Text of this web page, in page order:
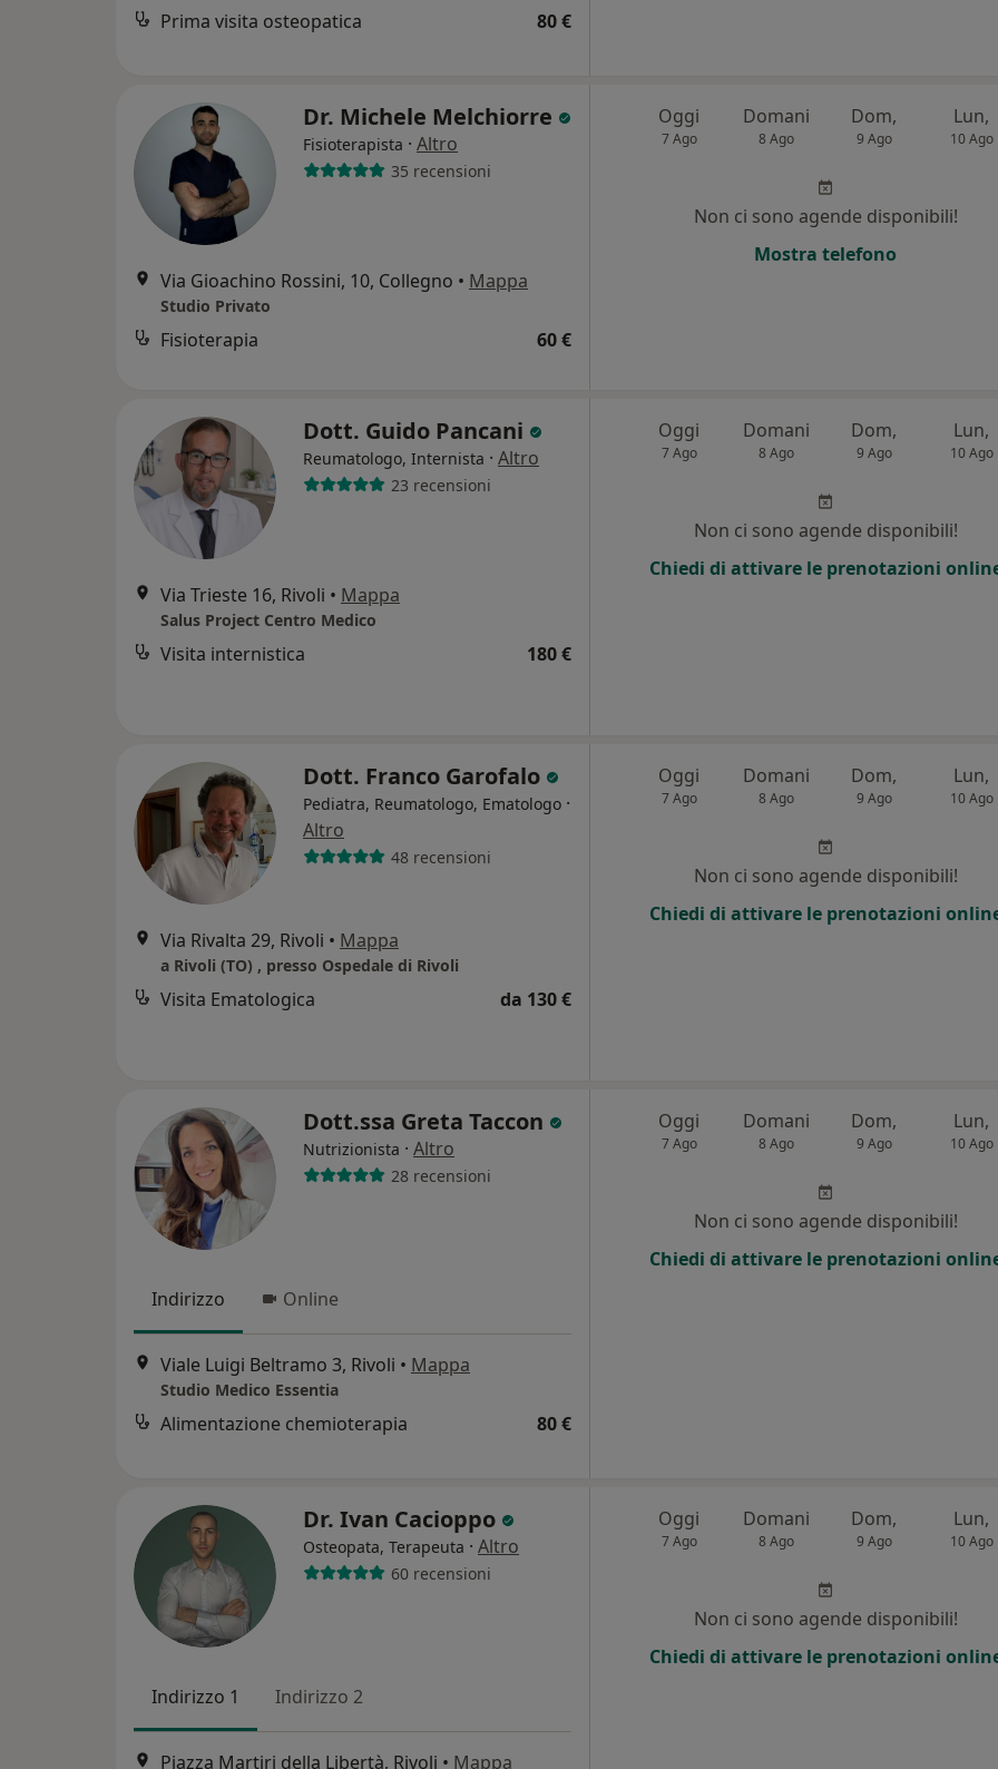
Prima visita osteopatica 80 €
Dr. Michele Melchiorre
Fisioterapista · Altro
35 recensioni
Via Gioachino Rossini, 10, Collegno • Mappa
Studio Privato
Fisioterapia 60 €
Oggi
7 Ago
Domani
8 Ago
Dom,
9 Ago
Lun,
10 Ago
Non ci sono agende disponibili!
Mostra telefono
Dott. Guido Pancani
Reumatologo, Internista · Altro
23 recensioni
Via Trieste 16, Rivoli • Mappa
Salus Project Centro Medico
Visita internistica 180 €
Oggi
7 Ago
Domani
8 Ago
Dom,
9 Ago
Lun,
10 Ago
Non ci sono agende disponibili!
Chiedi di attivare le prenotazioni
Dott. Franco Garofalo
Pediatra, Reumatologo, Ematologo ·
Altro
48 recensioni
Via Rivalta 29, Rivoli • Mappa
a Rivoli (TO) , presso Ospedale di Rivoli
Visita Ematologica da 130 €
Oggi
7 Ago
Domani
8 Ago
Dom,
9 Ago
Lun,
10 Ago
Non ci sono agende disponibili!
Chiedi di attivare le prenotazioni
Dott.ssa Greta Taccon
Nutrizionista · Altro
28 recensioni
Indirizzo Online
Viale Luigi Beltramo 3, Rivoli • Mappa
Studio Medico Essentia
Alimentazione chemioterapia 80 €
Oggi
7 Ago
Domani
8 Ago
Dom,
9 Ago
Lun,
10 Ago
Non ci sono agende disponibili!
Chiedi di attivare le prenotazioni
Dr. Ivan Cacioppo
Osteopata, Terapeuta · Altro
60 recensioni
Indirizzo 1 Indirizzo 2
Piazza Martiri della Libertà, Rivoli • Mappa
Oggi
7 Ago
Domani
8 Ago
Dom,
9 Ago
Lun,
10 Ago
Non ci sono agende disponibili!
Chiedi di attivare le prenotazioni